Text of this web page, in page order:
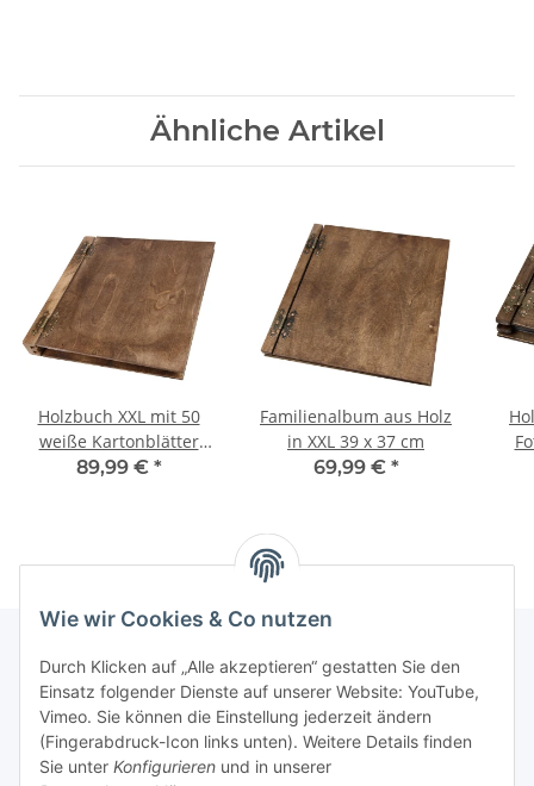
Wie wir Cookies & Co nutzen
Durch Klicken auf „Alle akzeptieren“ gestatten Sie den
Einsatz folgender Dienste auf unserer Website: YouTube,
Vimeo. Sie können die Einstellung jederzeit ändern
(Fingerabdruck-Icon links unten). Weitere Details finden
Sie unter Konfigurieren und in unserer
Ähnliche Artikel
Holzbuch XXL mit 50
weiße Kartonblätter
beidseitig klappbar
89,99 € *
Familienalbum aus Holz
in XXL 39 x 37 cm
69,99 € *
Informationen
Gesetzliche Informationen